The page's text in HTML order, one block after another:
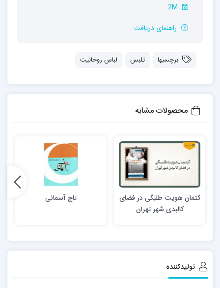
2M
راهنمای دریافت
برچسبها تلبس لباس روحانیت
محصولات مشابه
کتمان هویت طلبگی در فضای
کالبدی شهر تهران
تاج آسمانی
تولیدکننده